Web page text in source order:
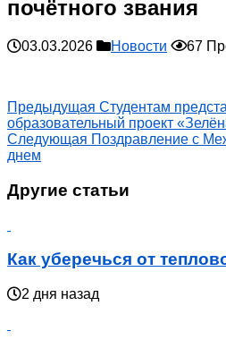
почётного звания
03.03.2026 Новости 67
Предыдущая Студентам
образовательный проект
Следующая Поздравление с
днем
Другие статьи
Как уберечься от
2 дня назад